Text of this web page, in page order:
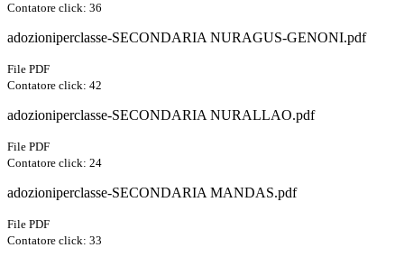
Contatore click: 36
adozioniperclasse-SECONDARIA NURAGUS-GENONI.pdf
File PDF
Contatore click: 42
adozioniperclasse-SECONDARIA NURALLAO.pdf
File PDF
Contatore click: 24
adozioniperclasse-SECONDARIA MANDAS.pdf
File PDF
Contatore click: 33